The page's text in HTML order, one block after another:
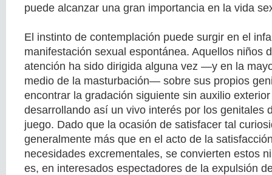
puede alcanzar una gran importancia en la vida
El instinto de contemplación puede surgir en el
manifestación sexual espontánea. Aquellos niños
atención ha sido dirigida alguna vez —y en la
medio de la masturbación— sobre sus propios
encontrar la gradación siguiente sin auxilio
desarrollando así un vivo interés por los genitales
juego. Dado que la ocasión de satisfacer tal
generalmente más que en el acto de la
necesidades excrementales, se convierten estos
es, en interesados espectadores de la expulsión